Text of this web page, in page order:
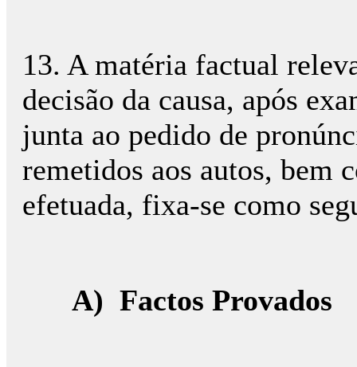
13. A matéria factual
decisão da causa, após
junta ao pedido de
remetidos aos autos, bem
efetuada, fixa-se como
A) Factos Provados